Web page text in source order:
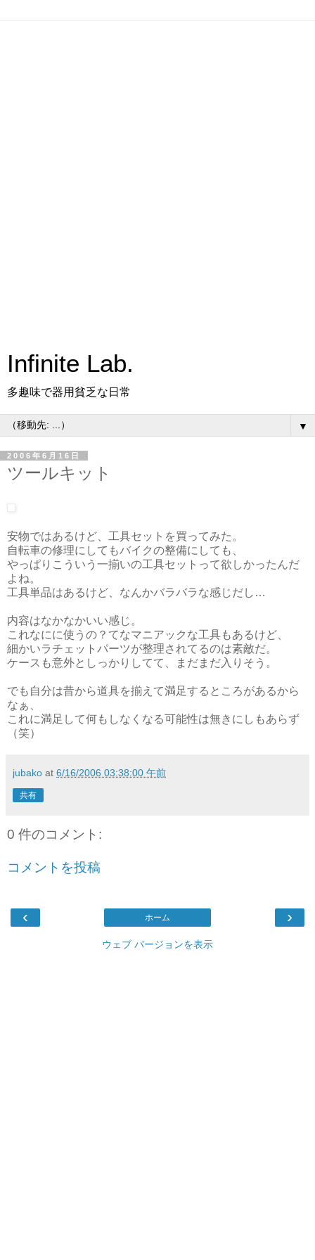
Infinite Lab.
多趣味で器用貧乏な日常
▼
2006年6月16日
ツールキット
安物ではあるけど、工具セットを買ってみた。
自転車の修理にしてもバイクの整備にしても、
やっぱりこういう一揃いの工具セットって欲しかったんだ
よね。
工具単品はあるけど、なんかバラバラな感じだし…
内容はなかなかいい感じ。
これなにに使うの？てなマニアックな工具もあるけど、
細かいラチェットパーツが整理されてるのは素敵だ。
ケースも意外としっかりしてて、まだまだ入りそう。
でも自分は昔から道具を揃えて満足するところがあるから
なぁ、
これに満足して何もしなくなる可能性は無きにしもあらず
（笑）
jubako at 6/16/2006 03:38:00 午前
共有
0 件のコメント:
コメントを投稿
‹ ›
ホーム
ウェブ バージョンを表示